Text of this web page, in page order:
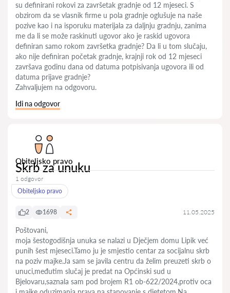
su definirani rokovi za završetak gradnje od 12 mjeseci. S
obzirom da se vlasnik firme u pola gradnje oglušuje na naše
pozive kao i na isporuku materijala za daljnju gradnju, zanima
me da li se može raskinuti ugovor ako je raskid ugovora
definiran samo rokom završetka gradnje? Da li u tom slučaju,
ako nije definiran početak gradnje, krajnji rok od 12 mjeseci
završava godinu dana od datuma potpisivanja ugovora ili od
datuma prijave gradnje?
Zahvaljujem na odgovoru.
Idi na odgovor
Obiteljsko pravo
Skrb za unuku
1 odgovor
Obiteljsko pravo
2 1698 11.05.2025
Poštovani,
moja šestogodišnja unuka se nalazi u Dječjem domu Lipik već
punih šest mjeseci.Tamo ju je smjestio centar za socijalnu skrb
na poziv majke.Ja sam se javila centru da želim preuzeti skrb o
unuci,međutim slučaj je predat na Općinski sud u
Bjelovaru,saznala sam pod brojem R1 ob-622/2024,protiv oca